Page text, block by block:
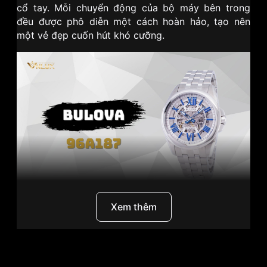
cổ tay. Mỗi chuyển động của bộ máy bên trong
đều được phô diễn một cách hoàn hảo, tạo nên
một vẻ đẹp cuốn hút khó cưỡng.
I. Bulova - Di sản thời gian
Xem thêm